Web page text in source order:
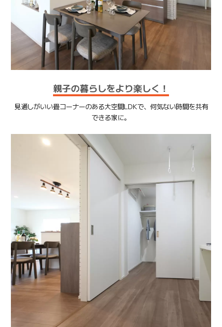
親子の暮らしをより楽しく！
見通しがいい畳コーナーのある大空間LDKで、何気ない時間を共有
できる家に。